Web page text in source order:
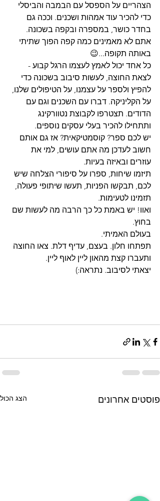
הצהריים על הספסל עם הבמבה והביסלי
כדי להכיר עוד אמהות ושכנים. וככה גם
בחדר כושר, במספרה ובקפה בשכונה.
אתם לא מאמינים כמה קפה הפוך שתיתי
באותה תקופה...😉
כל אחד יכול לאמץ לעצמו הרגל קבוע -
לצאת החוצה, לעשות סיבוב בשכונה כדי
להפיץ ולספר על עצמנו, על הטיפולים שלנו,
על הקליניקה. דברו עם השכנים וגם עם
הדודים. תצטרפו לקבוצת נטוורקינג
ותתחילו להכיר בעלי עסקים נוספים.
יש לכם ספר? קוסמטיקאית? אז גם אותם
חשוב לעדכן מה אתם עושים, למי את
עוזרים ובאיזה בעיות.
תיזמו שיחות, ספרו על סיפורי הצלחה שיש
לכם, תבקשו הפניות, תעשו שיתופי פעולה,
תזמינו לטעימות.
ואוו! יש באמת כל כך הרבה מה לעשות שם
בחוץ.
בעולם האמיתי.
תפתחו חלון. בעצם, עדיף דלת. צאו החוצה
ותעברו קצת מהאון ליין לאוף ליין.
יצאתי לסיבוב. נתראה:)
פוסטים אחרונים הצג הכול